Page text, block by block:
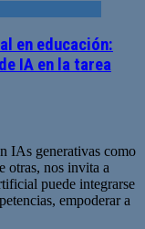
en educación:
IA en la tarea
IAs generativas como
otras, nos invita a
puede integrarse
empoderar a